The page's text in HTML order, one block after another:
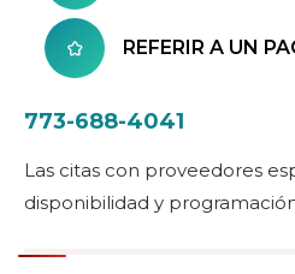
REFERIR A UN
773-688-4041
Las citas con proveedores
disponibilidad y